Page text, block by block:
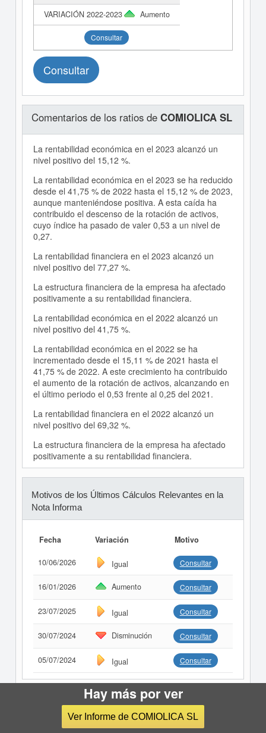
Aumento
Consultar
Consultar
Comentarios de los ratios de COMIOLICA SL
La rentabilidad económica en el 2023 alcanzó un
nivel positivo del 15,12 %.
La rentabilidad económica en el 2023 se ha reducido
desde el 41,75 % de 2022 hasta el 15,12 % de 2023,
aunque manteniéndose positiva. A esta caída ha
contribuido el descenso de la rotación de activos,
cuyo índice ha pasado de valer 0,53 a un nivel de
0,27.
La rentabilidad financiera en el 2023 alcanzó un
nivel positivo del 77,27 %.
La estructura financiera de la empresa ha afectado
positivamente a su rentabilidad financiera.
La rentabilidad económica en el 2022 alcanzó un
nivel positivo del 41,75 %.
La rentabilidad económica en el 2022 se ha
incrementado desde el 15,11 % de 2021 hasta el
41,75 % de 2022. A este crecimiento ha contribuido
el aumento de la rotación de activos, alcanzando en
el último periodo el 0,53 frente al 0,25 del 2021.
La rentabilidad financiera en el 2022 alcanzó un
nivel positivo del 69,32 %.
La estructura financiera de la empresa ha afectado
positivamente a su rentabilidad financiera.
Motivos de los Últimos Cálculos Relevantes en la
Nota Informa
Fecha Variación Motivo
10/06/2026 Igual Consultar
16/01/2026 Aumento Consultar
23/07/2025 Igual Consultar
30/07/2024 Disminución Consultar
05/07/2024 Igual Consultar
Elementos financieros de
COMIOLICA SL
Hay más por ver
Ver Informe de COMIOLICA SL